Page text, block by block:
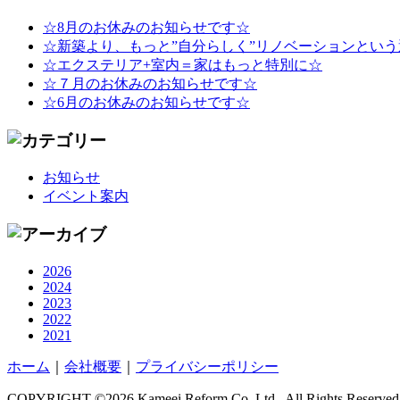
☆8月のお休みのお知らせです☆
☆新築より、もっと”自分らしく”リノベーションとい
☆エクステリア+室内＝家はもっと特別に☆
☆７月のお休みのお知らせです☆
☆6月のお休みのお知らせです☆
お知らせ
イベント案内
2026
2024
2023
2022
2021
ホーム 会社概要 プライバシーポリシー